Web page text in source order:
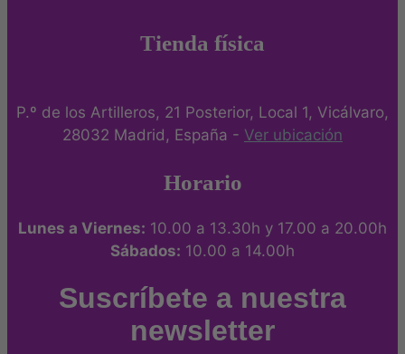
Tienda física
P.º de los Artilleros, 21 Posterior, Local 1, Vicálvaro,
28032 Madrid, España - Ver ubicación
Horario
Lunes a Viernes: 10.00 a 13.30h y 17.00 a 20.00h
Sábados: 10.00 a 14.00h
Suscríbete a nuestra
newsletter